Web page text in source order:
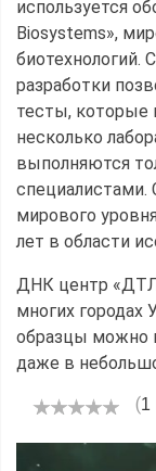
используется
Biosystems»,
биотехнологий.
разработки
тесты, которые
несколько
выполняются
специалистами.
мирового
лет в области
ДНК центр
многих городах
образцы можно
даже в
(1